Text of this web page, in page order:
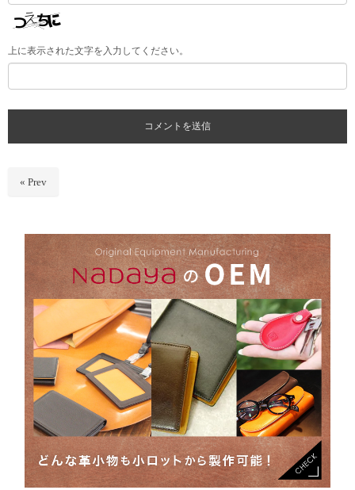
上に表示された文字を入力してください。
« Prev